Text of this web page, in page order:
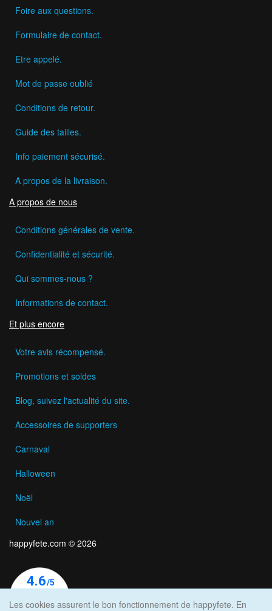
Foire aux questions.
Formulaire de contact.
Etre appelé.
Mot de passe oublié
Conditions de retour.
Guide des tailles.
Info paiement sécurisé.
A propos de la livraison.
A propos de nous
Conditions générales de vente.
Confidentialité et sécurité.
Qui sommes-nous ?
Informations de contact.
Et plus encore
Votre avis récompensé.
Promotions et soldes
Blog, suivez l'actualité du site.
Accessoires de supporters
Carnaval
Halloween
Noël
Nouvel an
happyfete.com © 2026
Les cookies assurent le bon fonctionnement de happyfete. En